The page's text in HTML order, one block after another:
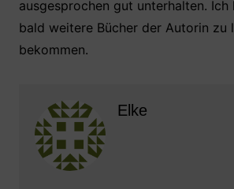
ausgesprochen gut unterhalten.
bald weitere Bücher der Autorin zu
bekommen.
Elke